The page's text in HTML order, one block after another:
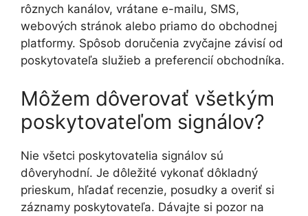
rôznych kanálov, vrátane e-mailu, SMS,
webových stránok alebo priamo do obchodnej
platformy. Spôsob doručenia zvyčajne závisí od
poskytovateľa služieb a preferencií obchodníka.
Môžem dôverovať všetkým
poskytovateľom signálov?
Nie všetci poskytovatelia signálov sú
dôveryhodní. Je dôležité vykonať dôkladný
prieskum, hľadať recenzie, posudky a overiť si
záznamy poskytovateľa. Dávajte si pozor na